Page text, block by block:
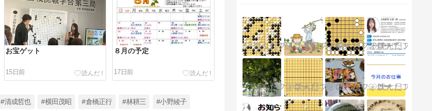
お宝ゲット
15日前
８月の予定
17日前
#清成哲也 #横田茂昭 #倉橋正行 #林耕三 #小野綾子